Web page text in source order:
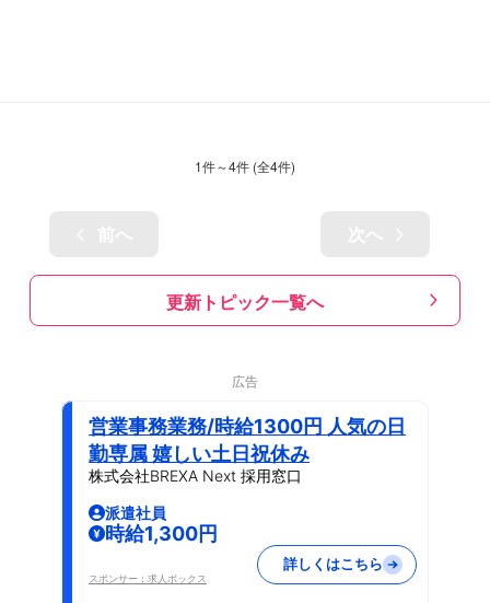
1件～4件 (全4件)
更新トピック一覧へ
広告
営業事務業務/時給1300円 人気の日
勤専属 嬉しい土日祝休み
株式会社BREXA Next 採用窓口
派遣社員
時給1,300円
スポンサー：求人ボックス
詳しくはこちら